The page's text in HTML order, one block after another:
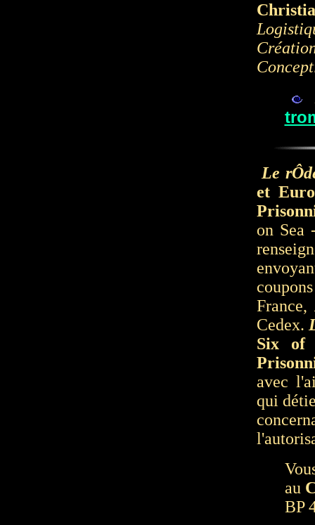
Le
et
on Sea
France,
Cedex.
Six of
avec
qui
au
BP